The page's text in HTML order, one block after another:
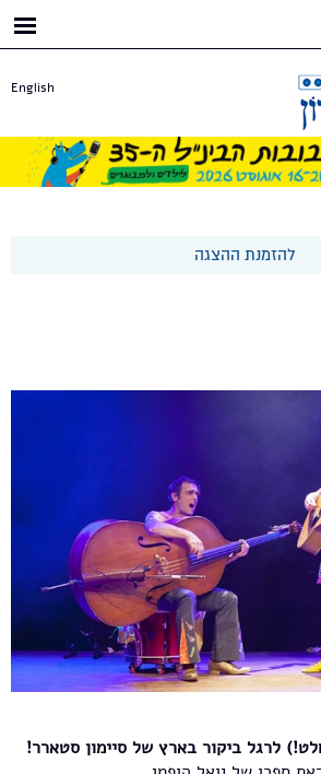
English
להזמנת ההצגה
לרגל ביקור בארץ של סיימון סטארר!